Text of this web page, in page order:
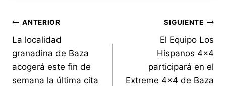
Navegación
de
entradas
ANTERIOR
La localidad
granadina de Baza
acogerá este fin de
semana la última cita
SIGUIENTE
El Equipo Los
Hispanos 4×4
participará en el
Extreme 4×4 de Baza